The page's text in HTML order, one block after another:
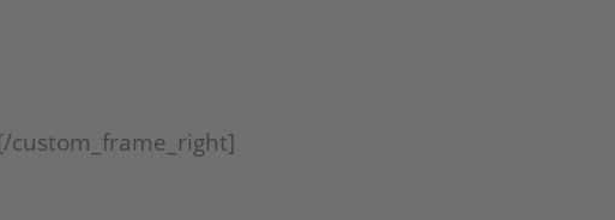
[/custom_frame_right]